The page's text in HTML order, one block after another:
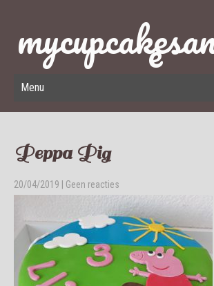
e
Menu
Peppa Pig
20/04/2019 Geen reacties